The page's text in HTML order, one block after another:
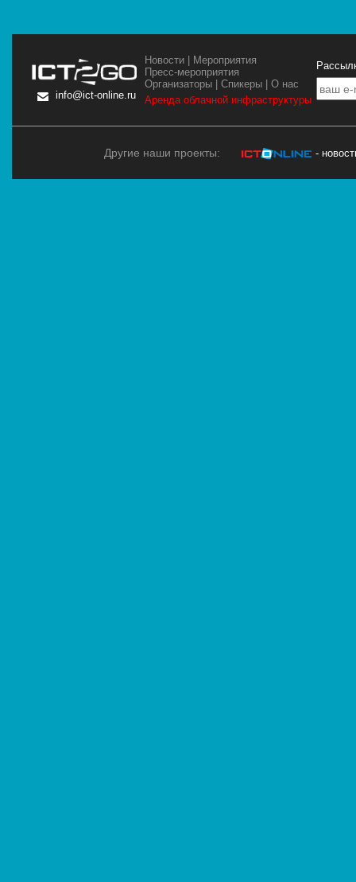
info@ict-online.ru
Новости
Мероприятия
Пресс-мероприятия
Организаторы |Спикеры |О нас
Аренда облачной инфраструктуры
Другие наши проекты: -